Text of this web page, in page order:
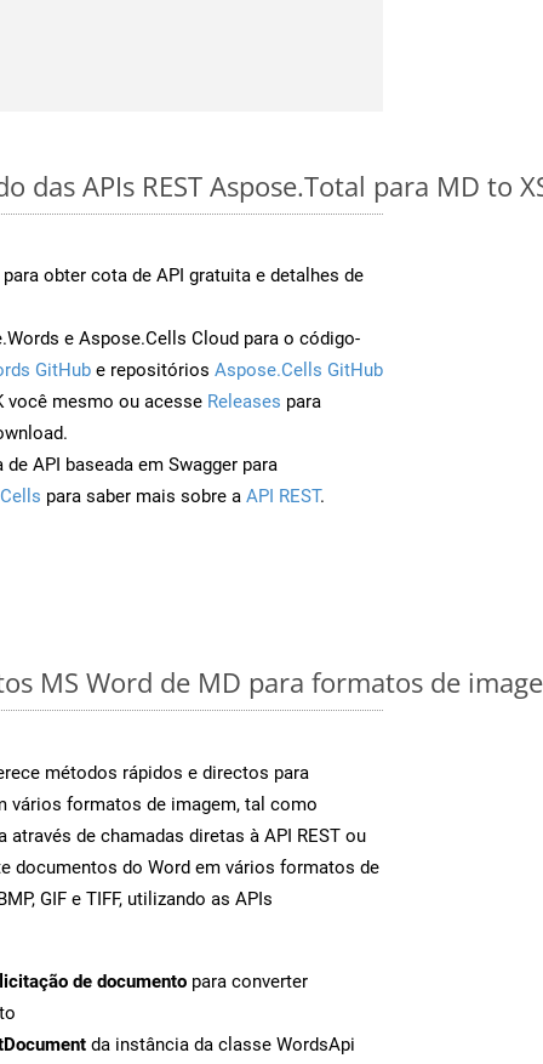
das APIs REST Aspose.Total para MD to
para obter cota de API gratuita e detalhes de
e Aspose.Cells Cloud para o código-
GitHub e repositórios Aspose.Cells GitHub
você mesmo ou acesse Releases para
API baseada em Swagger para
para saber mais sobre a API REST.
MS Word de MD para formatos de
métodos rápidos e directos para
vários formatos de imagem, tal como
através de chamadas diretas à API REST ou
documentos do Word em vários formatos de
GIF e TIFF, utilizando as APIs
de documento para converter
da instância da classe WordsApi